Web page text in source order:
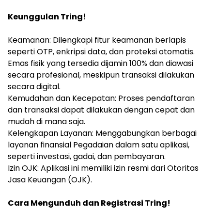
‎Keunggulan Tring!
‎Keamanan: Dilengkapi fitur keamanan berlapis
seperti OTP, enkripsi data, dan proteksi otomatis.
Emas fisik yang tersedia dijamin 100% dan diawasi
secara profesional, meskipun transaksi dilakukan
secara digital.
‎Kemudahan dan Kecepatan: Proses pendaftaran
dan transaksi dapat dilakukan dengan cepat dan
mudah di mana saja.
‎Kelengkapan Layanan: Menggabungkan berbagai
layanan finansial Pegadaian dalam satu aplikasi,
seperti investasi, gadai, dan pembayaran.
‎Izin OJK: Aplikasi ini memiliki izin resmi dari Otoritas
Jasa Keuangan (OJK).
‎Cara Mengunduh dan Registrasi Tring!